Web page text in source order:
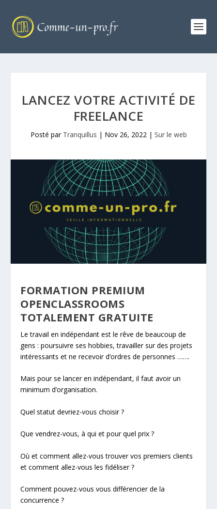
LANCEZ VOTRE ACTIVITÉ DE
FREELANCE
Posté par Tranquillus | Nov 26, 2022| Sur le web
FORMATION PREMIUM
OPENCLASSROOMS
TOTALEMENT GRATUITE
Le travail en indépendant est le rêve de beaucoup de
gens : poursuivre ses hobbies, travailler sur des projets
intéressants et ne recevoir d’ordres de personnes …….
Mais pour se lancer en indépendant, il faut avoir un
minimum d’organisation.
Quel statut devriez-vous choisir ?
Que vendrez-vous, à qui et pour quel prix ?
Où et comment allez-vous trouver vos premiers clients
et comment allez-vous les fidéliser ?
Comment pouvez-vous vous différencier de la
concurrence ?